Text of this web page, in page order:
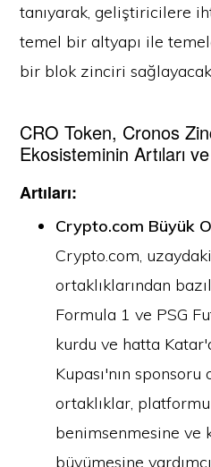
tanıyarak, geliştiricilere
temel bir altyapı ile
bir blok zinciri
CRO Token, Cronos
Ekosisteminin Artıları
Artıları:
Crypto.com Büyük
Crypto.com,
ortaklıklarından
Formula 1 ve PSG
kurdu ve hatta
Kupası'nın sponsoru
ortaklıklar,
benimsenmesine ve
büyümesine
Şirket
Adres: 2nd Floor 167-169 Great
İçerik bilgilendirme amaçlıdır ve
performans gelecekteki sonuçların
yapmak
Kripto para, Birleşik Krallık
düzenlenmemektedir ve Birleşik
Programı kapsamında veya
Hizmetinin yargı yetkisi kapsamında
bir kısmını ya da tamamını
edilen kârlar için sermaye
EV HAKKINDA GIZLILIK